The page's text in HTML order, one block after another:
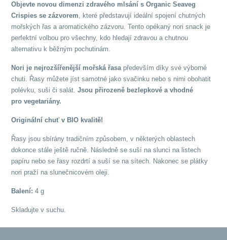
Objevte novou dimenzi zdravého mlsání s Organic Seaveg
Crispies se zázvorem, které představují ideální spojení chutných
mořských řas a aromatického zázvoru. Tento opékaný nori snack je
perfektní volbou pro všechny, kdo hledají zdravou a chutnou
alternativu k běžným pochutinám.
Nori je nejrozšířenější mořská řasa především díky své výborné
chuti. Řasy můžete jíst samotné jako svačinku nebo s nimi obohatit
polévku, suši či salát. Jsou přirozeně bezlepkové a vhodné
pro vegetariány.
Originální chuť v BIO kvalitě!
Řasy jsou sbírány tradičním způsobem, v některých oblastech
dokonce stále ještě ručně. Následně se suší na slunci na listech
papíru nebo se řasy rozdrtí a suší se na sítech. Nakonec se plátky
nori praží na slunečnicovém oleji.
Balení: 4 g
Skladujte v suchu.